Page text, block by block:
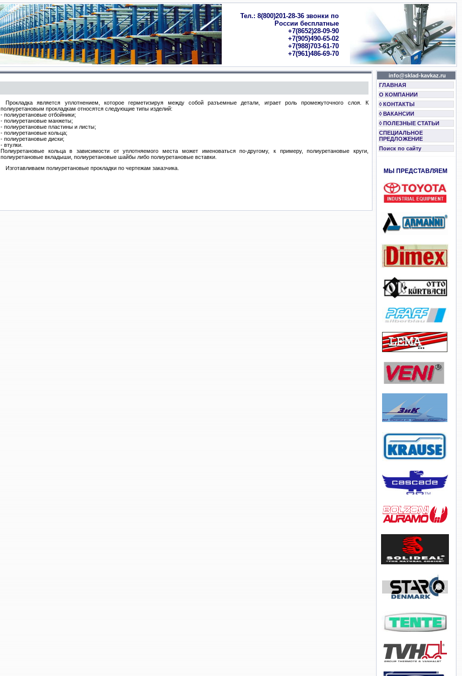
Тел.: 8(800)201-28-36 звонки по
России бесплатные
+7(8652)28-09-90
+7(905)490-65-02
+7(988)703-61-70
+7(961)486-69-70
Прокладка является уплотнением, которое герметизируя между собой разъемные детали, играет роль промежуточного слоя. К
полиуретановым прокладкам относятся следующие типы изделий:
- полиуретановые отбойники;
- полиуретановые манжеты;
- полиуретановые пластины и листы;
- полиуретановые кольца;
- полиуретановые диски;
- втулки.
Полиуретановые кольца в зависимости от уплотняемого места может именоваться по-другому, к примеру, полиуретановые круги,
полиуретановые вкладыши, полиуретановые шайбы либо полиуретановые вставки.
Изготавливаем полиуретановые прокладки по чертежам заказчика.
info@sklad-kavkaz.ru
ГЛАВНАЯ
О КОМПАНИИ
◊ КОНТАКТЫ
◊ ВАКАНСИИ
◊ ПОЛЕЗНЫЕ СТАТЬИ
СПЕЦИАЛЬНОЕ
ПРЕДЛОЖЕНИЕ
Поиск по сайту
МЫ ПРЕДСТАВЛЯЕМ